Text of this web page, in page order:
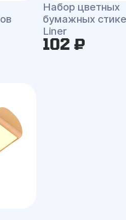
Набор цветных
бумажных
Liner
102 ₽